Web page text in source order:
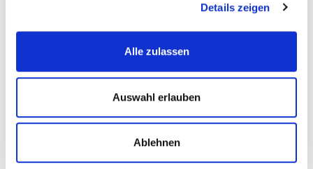
Details zeigen
Alle zulassen
Auswahl erlauben
Ablehnen
DIENSTLEISTUNGEN
ERFAHRUNGEN
POSITION
ZAHLUNGS- UND